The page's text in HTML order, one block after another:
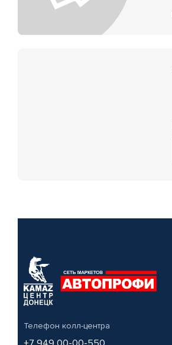
Телефон колл-центра